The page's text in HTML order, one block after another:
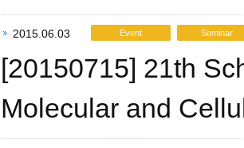
2015.06.03 Event Seminar
[20150715] 21th
Molecular and